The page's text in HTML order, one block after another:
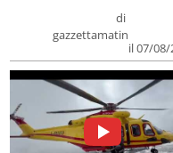
di
gazzettamatin
il 07/08/